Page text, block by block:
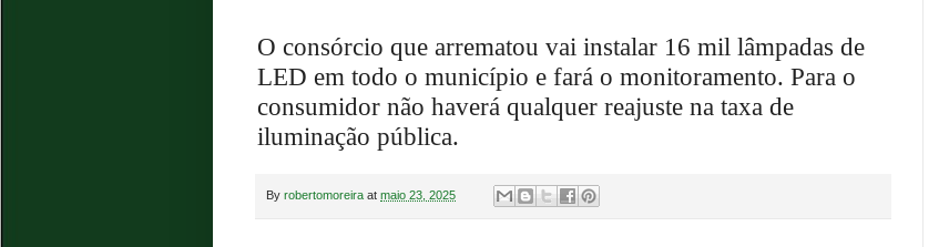
O consórcio que arrematou vai instalar 16 mil lâmpadas de
LED em todo o município e fará o monitoramento. Para o
consumidor não haverá qualquer reajuste na taxa de
iluminação pública.
By robertomoreira at maio 23, 2025